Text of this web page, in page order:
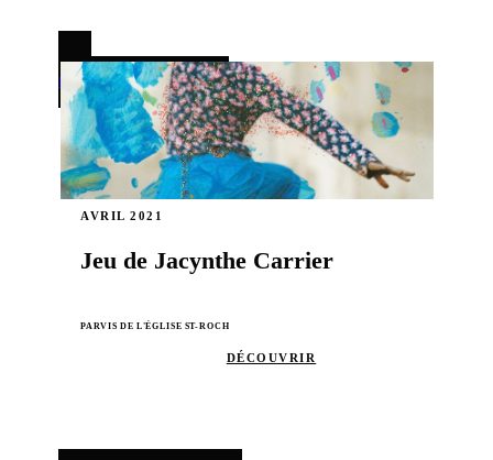
ÉVÉNEMENT PRÉCÉDENT
AVRIL 2021
Jeu de Jacynthe Carrier
PARVIS DE L'ÉGLISE ST-ROCH
DÉCOUVRIR